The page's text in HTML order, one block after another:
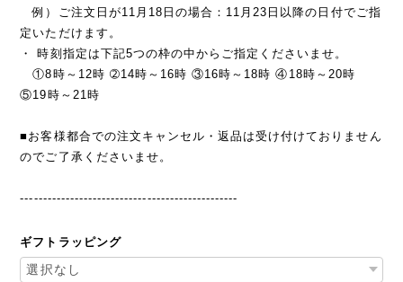
例）ご注文日が11月18日の場合：11月23日以降の日付でご指
定いただけます。
・ 時刻指定は下記5つの枠の中からご指定くださいませ。
①8時～12時 ➁14時～16時 ③16時～18時 ④18時～20時
⑤19時～21時
■お客様都合での注文キャンセル・返品は受け付けておりません
のでご了承くださいませ。
------------------------------------------------
ギフトラッピング